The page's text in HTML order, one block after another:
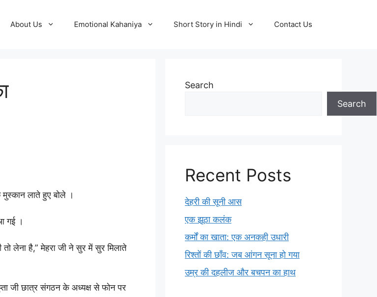
About Us Emotional Kahaniya Short Story in Hindi Contact Us
मुस्कान लाते हुए बोले ।
गई ।
लेना है,” मेहरा जी ने सुर में सुर मिलाते
जी छात्र संगठन के अध्यक्ष से फोन पर
Search
Search
Recent Posts
देहरी की सूनी आस
एक झूठा कलंक
कर्मों का खाता: एक अनकही उधारी
रिश्तों की छाँव: जब आंगन सूना हो गया
उम्र की दहलीज और बचपन का हाथ